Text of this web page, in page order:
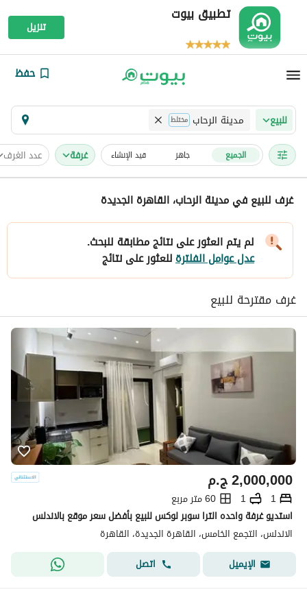
تطبيق بيوت
تنزيل
حفظ
للبيع مدينة الرحاب مختلط
الجميع جاهز قيد الإنشاء غرفة عدد الغرف
غرف للبيع في مدينة الرحاب، القاهرة الجديدة
لم يتم العثور على نتائج مطابقة للبحث.
عدل عوامل الفلترةللعثور على نتائج
غرف مقترحة للبيع
ج.م2,000,000
1
1
60 متر مربع
استديو غرفة واحده الترا سوبر لوكس للبيع بأفضل سعر موقع بالاندلس
الاندلس، التجمع الخامس، القاهرة الجديدة، القاهرة
الإيميل
اتصل